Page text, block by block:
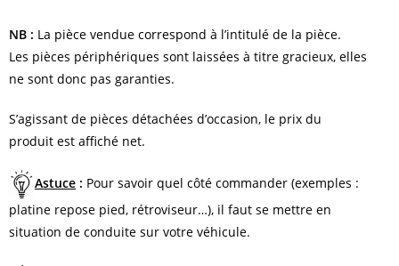
NB : La pièce vendue correspond à l’intitulé de la pièce.
Les pièces périphériques sont laissées à titre gracieux, elles
ne sont donc pas garanties.
S’agissant de pièces détachées d’occasion, le prix du
produit est affiché net.
Astuce : Pour savoir quel côté commander (exemples :
platine repose pied, rétroviseur…), il faut se mettre en
situation de conduite sur votre véhicule.